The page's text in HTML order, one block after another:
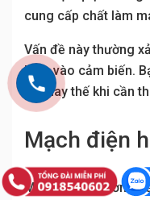
cung cấp chất làm
Vấn đề này thường
bám vào cảm biến.
để thay thế khi cần
Mạch điện
Một vấn đề thường